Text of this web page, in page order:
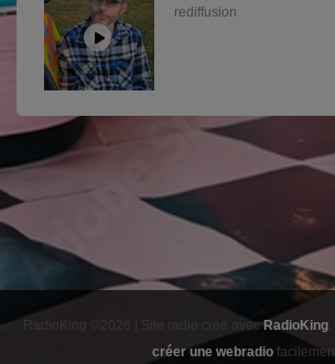
rediffusion
RadioKing ©2026 | Site radio créé avecRadioKing
créer une webradio facilement.